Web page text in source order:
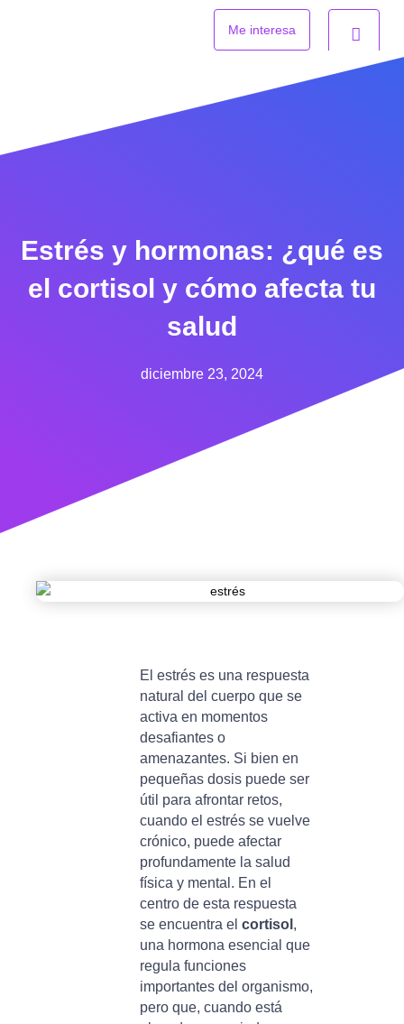
Me interesa
Estrés y hormonas: ¿qué es
el cortisol y cómo afecta tu
salud
diciembre 23, 2024
El estrés es una respuesta
natural del cuerpo que se
activa en momentos
desafiantes o
amenazantes. Si bien en
pequeñas dosis puede ser
útil para afrontar retos,
cuando el estrés se vuelve
crónico, puede afectar
profundamente la salud
física y mental. En el
centro de esta respuesta
se encuentra el cortisol ,
una hormona esencial que
regula funciones
importantes del organismo,
pero que, cuando está